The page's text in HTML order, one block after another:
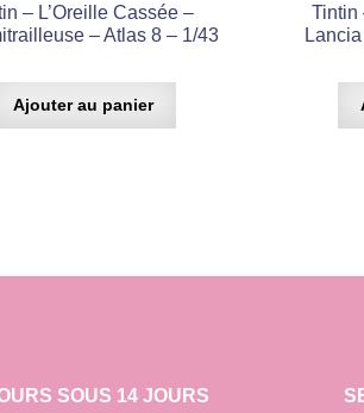
– L’Oreille Cassée –
– Atlas 8 – 1/43
Ajouter au panier
Tintin
SOUS 14 JOURS